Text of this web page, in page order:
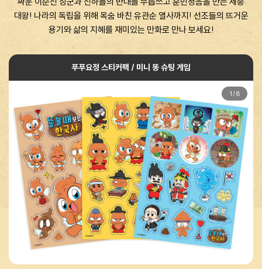
대왕! 나라의 독립을 위해 목숨 바친 유관순 열사까지! 선조들의 뜨거운
용기와 삶의 지혜를 재미있는 만화로 만나 보세요!
푸푸요정 스티커팩 / 미니 똥 슈팅 게임
1 /8